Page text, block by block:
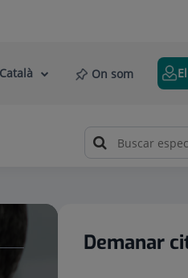
Selector
Llenguatge
Català On som
Demanar